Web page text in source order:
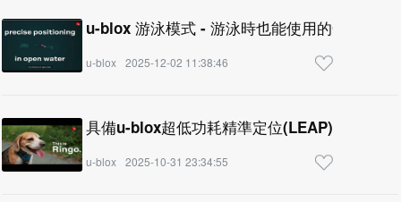
u-blox 游泳模式 - 游泳時也能使用的GNSS精
u-blox 2025-12-02 11:38:46
具備u-blox超低功耗精準定位(LEAP)解決方案
u-blox 2025-10-31 23:34:55